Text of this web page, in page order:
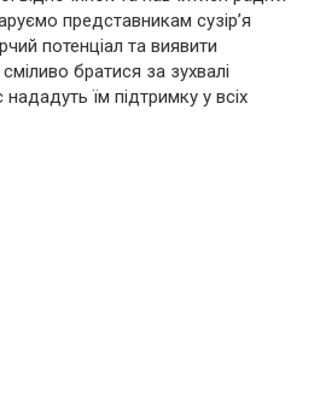
представникам сузір’я
потенціал та виявити
братися за зухвалі
їм підтримку у всіх